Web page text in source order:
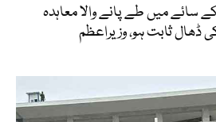
سائے میں طے پانے والا معاہدہ
ڈھال ثابت ہو، وزیراعظم